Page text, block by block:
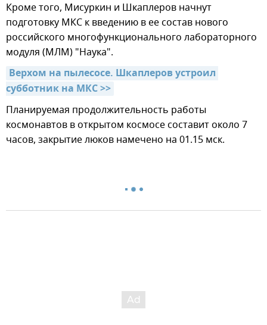
Кроме того, Мисуркин и Шкаплеров начнут
подготовку МКС к введению в ее состав нового
российского многофункционального лабораторного
модуля (МЛМ) "Наука".
Верхом на пылесосе. Шкаплеров устроил
субботник на МКС >>
Планируемая продолжительность работы
космонавтов в открытом космосе составит около 7
часов, закрытие люков намечено на 01.15 мск.